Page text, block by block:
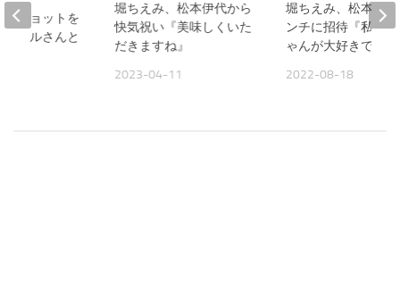
堀ちえみ、松本伊代から
快気祝い『美味しくいた
だきますね』
2023-04-11
堀ちえみ、松本伊
ンチに招待『私は
ゃんが大好きです
2022-08-18
装ショットを
オルさんと